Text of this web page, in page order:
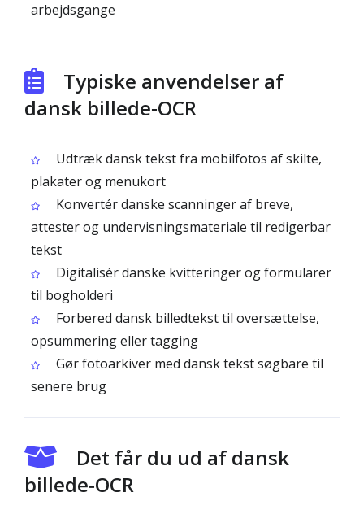
arbejdsgange
Typiske anvendelser af
dansk billede‑OCR
Udtræk dansk tekst fra mobilfotos af skilte,
plakater og menukort
Konvertér danske scanninger af breve,
attester og undervisningsmateriale til redigerbar
tekst
Digitalisér danske kvitteringer og formularer
til bogholderi
Forbered dansk billedtekst til oversættelse,
opsummering eller tagging
Gør fotoarkiver med dansk tekst søgbare til
senere brug
Det får du ud af dansk
billede‑OCR